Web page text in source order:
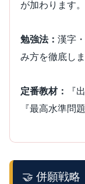
が加わります。
勉強法： 漢字
み方を徹底しま
定番教材：
『
『最高水準問
🤝 併願戦略